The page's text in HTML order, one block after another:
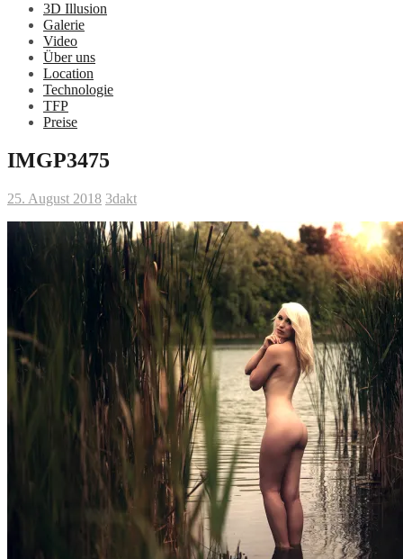
3D Illusion
Galerie
Video
Über uns
Location
Technologie
TFP
Preise
IMGP3475
25. August 2018 3dakt